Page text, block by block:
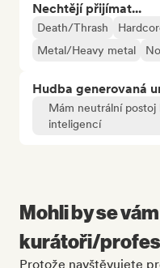
Nechtějí přijímat...
Death/Thrash
Metal/Heavy metal
Hudba generovaná
Mám neutrální
inteligencí
Mohli by se
kurátoři/
Protože navštěvujete